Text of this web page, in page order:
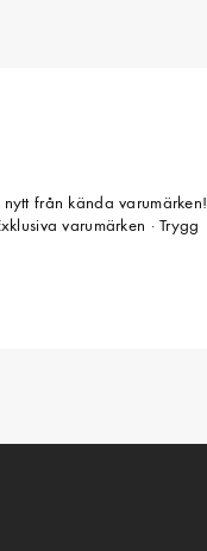
nytt från kända varumärken!
varumärken · Trygg